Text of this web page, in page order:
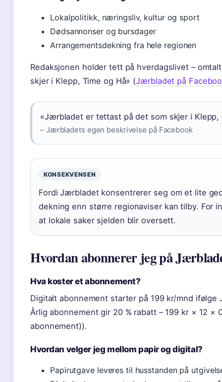
Lokalpolitikk, næringsliv, kultur og sport
Dødsannonser og bursdager
Arrangementsdekning fra hele regionen
Redaksjonen holder tett på hverdagslivet –
skjer i Klepp, Time og Hå» (Jærbladet på
«Jærbladet er tettast på det som skjer i Klepp,
– Jærbladets egen beskrivelse på Facebook
KONSEKVENSEN
Fordi Jærbladet konsentrerer seg om et lite
dekning enn større regionaviser kan tilby. For
at lokale saker sjelden blir oversett.
Hvordan abonnerer jeg på
Hva koster et abonnement?
Digitalt abonnement starter på 199 kr/mnd
Årlig abonnement gir 20 % rabatt – 199 kr × 12
abonnement)).
Hvordan velger jeg mellom papir og digital?
Papirutgave leveres til husstanden på